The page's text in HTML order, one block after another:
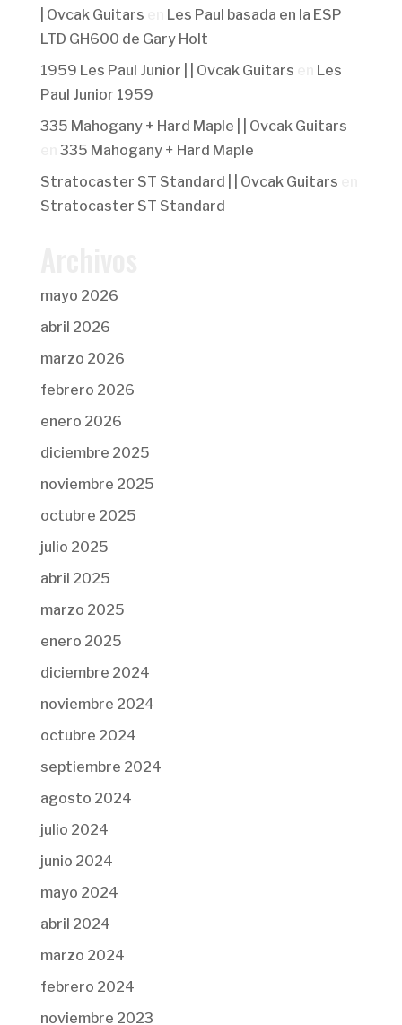
| Ovcak Guitars
Les Paul basada en la ESP
LTD GH600 de Gary Holt
1959 Les Paul Junior | | Ovcak Guitars
Les
Paul Junior 1959
335 Mahogany + Hard Maple | | Ovcak Guitars
335 Mahogany + Hard Maple
Stratocaster ST Standard | | Ovcak Guitars
Stratocaster ST Standard
mayo 2026
abril 2026
marzo 2026
febrero 2026
enero 2026
diciembre 2025
noviembre 2025
octubre 2025
julio 2025
abril 2025
marzo 2025
enero 2025
diciembre 2024
noviembre 2024
octubre 2024
septiembre 2024
agosto 2024
julio 2024
junio 2024
mayo 2024
abril 2024
marzo 2024
febrero 2024
noviembre 2023